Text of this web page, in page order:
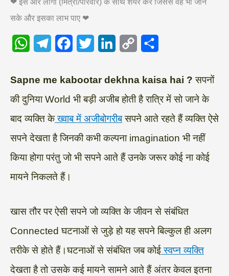
❤ इसे और लोगो (मित्रो/परिवार) के साथ शेयर करे जिससे वह भी जान
सके और इसका लाभ पाए ❤
W
a
t
s
p
l
e
m
c
e
i
t
t
n
k
e
p
y
L
a
r
Sapne me kabootar dekhna kaisa hai ? सपनों
की दुनिया World भी बड़ी अजीब होती है रात्रि में सो जाने के
बाद व्यक्ति केख्वाब में अजीबोगरीबसपने आते रहते हैं व्यक्ति ऐसे
सपने देखता है जिनकी कभी कल्पना imagination भी नहीं
किया होगा परंतु जो भी सपने आते हैं उनके जरूर कोई ना कोई
मायने निकलते हैं।
खास तौर पर ऐसी सपने जो व्यक्ति के जीवन से संबंधित
Connected घटनाओं से जुड़े हो यह सपने बिल्कुल ही अलग
तरीके से होते हैं।घटनाओं से संबंधित जब कोईस्वप्न व्यक्ति
देखता है तो उसके कई मायने सामने आते हैं अंतर केवल इतना